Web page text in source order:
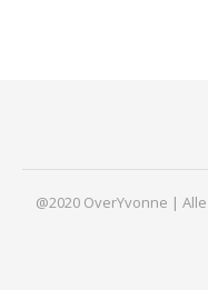
@2020 OverYvonne |